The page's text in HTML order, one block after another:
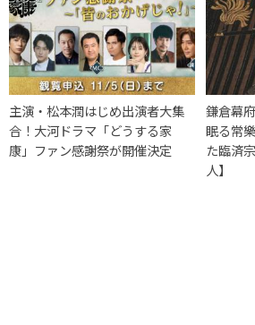
主演・松本潤はじめ出演者大集
合！大河ドラマ「どうする家
康」ファン感謝祭が開催決定
鎌倉幕
眠る常
た臨済
人】